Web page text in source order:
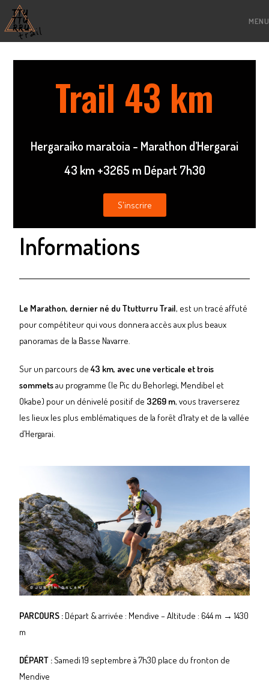
MENU
Trail 43 km
Hergaraiko maratoia - Marathon d’Hergarai
43 km +3265 m Départ 7h30
S'inscrire
Informations
Le Marathon, dernier né du Ttutturru Trail, est un tracé affuté
pour compétiteur qui vous donnera accès aux plus beaux
panoramas de la Basse Navarre.
Sur un parcours de43 km, avec une verticale et trois
sommetsau programme (le Pic du Behorlegi, Mendibel et
Okabe) pour un dénivelé positif de 3269 m, vous traverserez
les lieux les plus emblématiques de la forêt d’Iraty et de la vallée
d’Hergarai.
PARCOURS : Départ & arrivée : Mendive – Altitude : 644 m → 1430
m
DÉPART :Samedi 19 septembre à 7h30 place du fronton de
Mendive